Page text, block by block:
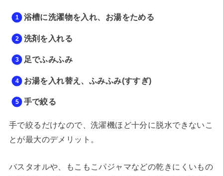
浴槽に洗濯物を入れ、お湯をためる
洗剤を入れる
足でふみふみ
お湯を入れ替え、ふみふみ(すすぎ)
手で絞る
手で絞るだけなので、洗濯機ほど十分に脱水できないこ
とが最大のデメリット。
バスタオルや、もこもこパジャマなどの乾きにくいもの